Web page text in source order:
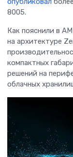
8005.
Как пояснили в
на архитектуре
компактных
решений на
облачных